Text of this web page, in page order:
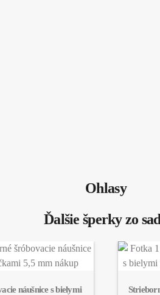
Ohlasy
Ďalšie šperky zo
náušnice s bielymi